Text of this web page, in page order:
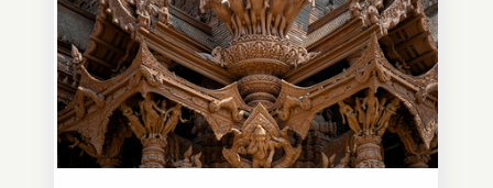
формат путешествия.